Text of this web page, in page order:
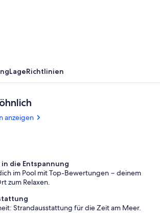
Pool
LageRichtlinien
anzeigen
in die Entspannung
im Pool mit Top-Bewertungen − deinem
zum Relaxen.
Strandausstattung für die Zeit am Meer.